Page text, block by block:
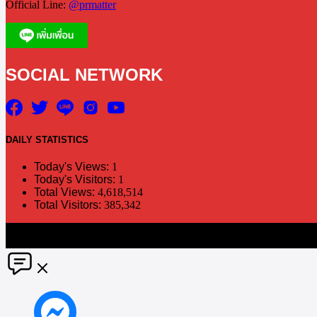
Official Line: @prmatter
SOCIAL NETWORK
DAILY STATISTICS
Today's Views: 1
Today's Visitors: 1
Total Views: 4,618,514
Total Visitors: 385,342